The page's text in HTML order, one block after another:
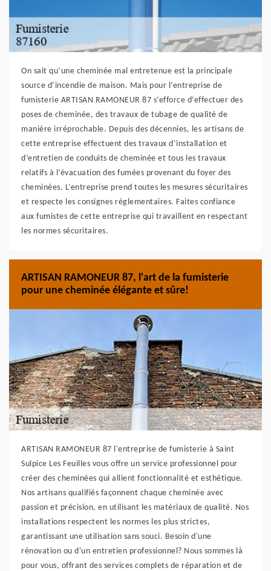
On sait qu’une cheminée mal entretenue est la principale
source d’incendie de maison. Mais pour l’entreprise de
fumisterie ARTISAN RAMONEUR 87 s’efforce d’effectuer des
poses de cheminée, des travaux de tubage de qualité de
manière irréprochable. Depuis des décennies, les artisans de
cette entreprise effectuent des travaux d’installation et
d’entretien de conduits de cheminée et tous les travaux
relatifs à l’évacuation des fumées provenant du foyer des
cheminées. L’entreprise prend toutes les mesures sécuritaires
et respecte les consignes réglementaires. Faites confiance
aux fumistes de cette entreprise qui travaillent en respectant
les normes sécuritaires.
ARTISAN RAMONEUR 87, l'art de la fumisterie
pour une cheminée élégante et sûre!
ARTISAN RAMONEUR 87 l'entreprise de fumisterie à Saint
Sulpice Les Feuilles vous offre un service professionnel pour
créer des cheminées qui allient fonctionnalité et esthétique.
Nos artisans qualifiés façonnent chaque cheminée avec
passion et précision, en utilisant les matériaux de qualité. Nos
installations respectent les normes les plus strictes,
garantissant une utilisation sans souci. Besoin d'une
rénovation ou d'un entretien professionnel? Nous sommes là
pour vous, offrant des services complets de réparation et de